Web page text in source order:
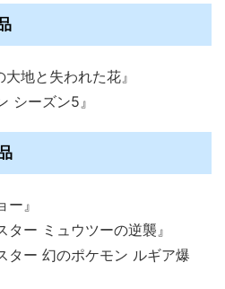
地と失われた花』
シーズン5』
』
ター ミュウツーの逆襲』
ター 幻のポケモン ルギア爆